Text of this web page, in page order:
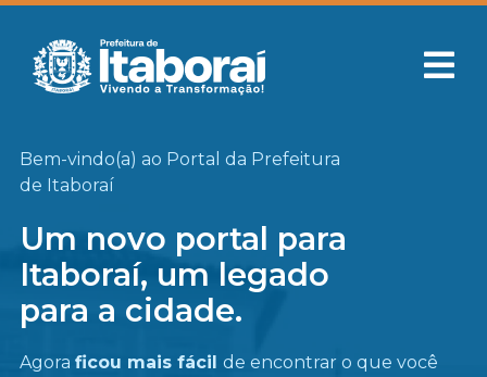
Bem-vindo(a) ao Portal da Prefeitura
de Itaboraí
Um novo portal para
Itaboraí, um legado
para a cidade.
Agora ficou mais fácil de encontrar o que você